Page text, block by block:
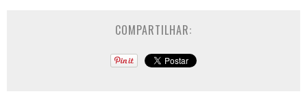
COMPARTILHAR: